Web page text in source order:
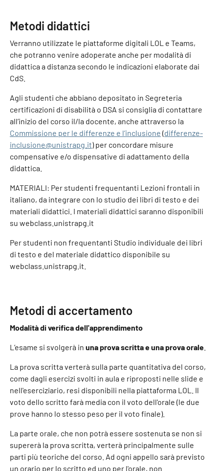
Metodi didattici
Verranno utilizzate le piattaforme digitali LOL e Teams,
che potranno venire adoperate anche per modalità di
didattica a distanza secondo le indicazioni elaborate dai
CdS.
Agli studenti che abbiano depositato in Segreteria
certificazioni di disabilità o DSA si consiglia di contattare
all’inizio del corso il/la docente, anche attraverso la
Commissione per le differenze e l’inclusione (differenze-
inclusione@unistrapg.it) per concordare misure
compensative e/o dispensative di adattamento della
didattica.
MATERIALI: Per studenti frequentanti Lezioni frontali in
italiano, da integrare con lo studio dei libri di testo e dei
materiali didattici. I materiali didattici saranno disponibili
su webclass.unistrapg.it
Per studenti non frequentanti Studio individuale dei libri
di testo e del materiale didattico disponibile su
webclass.unistrapg.it.
Metodi di accertamento
Modalità di verifica dell'apprendimento
L’esame si svolgerà in una prova scritta e una prova orale
La prova scritta verterà sulla parte quantitativa del corso,
come dagli esercizi svolti in aula e riproposti nelle slide e
nell'eserciziario, resi disponibili nella piattaforma LOL. Il
voto dello scritto farà media con il voto dell'orale (le due
prove hanno lo stesso peso per il voto finale).
La parte orale, che non potrà essere sostenuta se non si
supererà la prova scritta, verterà principalmente sulle
parti più teoriche del corso. Ad ogni appello sarà previsto
un orario per lo scritto ed uno per l'orale, non